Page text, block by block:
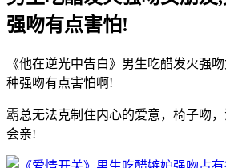
强吻有点害怕!
《他在逆光中告白》男生吃醋发火强
种强吻有点害怕啊!
霸总无法克制住内心的爱意，椅子吻
会亲!